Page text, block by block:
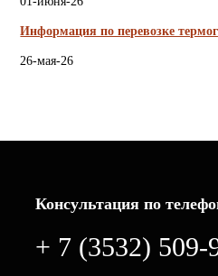
Информация по перевозке
26-мая-26
Консультация по
+ 7 (3532) 509-